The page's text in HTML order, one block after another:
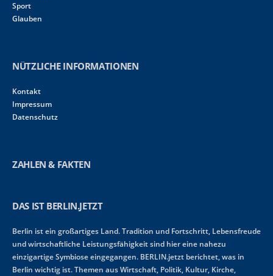
Sport
Glauben
NÜTZLICHE INFORMATIONEN
Kontakt
Impressum
Datenschutz
ZAHLEN & FAKTEN
DAS IST BERLIN.JETZT
Berlin ist ein großartiges Land. Tradition und Fortschritt, Lebensfreude
und wirtschaftliche Leistungsfähigkeit sind hier eine nahezu
einzigartige Symbiose eingegangen. BERLIN.jetzt berichtet, was in
Berlin wichtig ist. Themen aus Wirtschaft, Politik, Kultur, Kirche,